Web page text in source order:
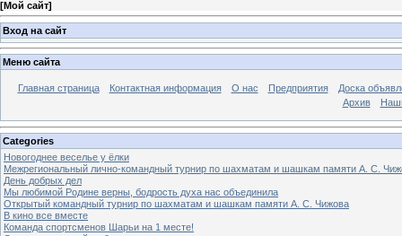
[Мой сайт]
Вход на сайт
Меню сайта
Главная страница Контактная информация О нас Предприятия
Доска
Архив
Categories
Новогоднее веселье у ёлки
Межрегиональный лично-командный турнир по шахматам и шашкам памяти А. С.
День добрых дел
Мы любимой Родине верны, бодрость духа нас объединила
Открытый командный турнир по шахматам и шашкам памяти А. С. Чижова
В кино все вместе
Команда спортсменов Шарьи на 1 месте!